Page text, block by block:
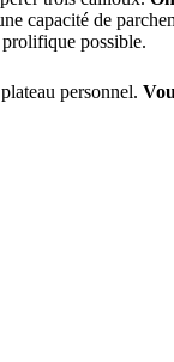
capacité de
possible.
personnel.